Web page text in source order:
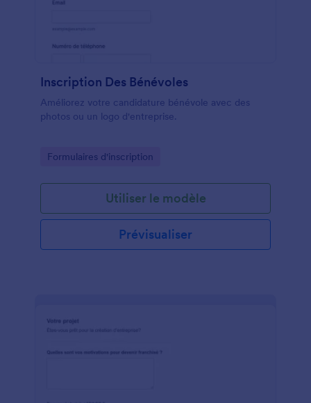
Inscription Des Bénévoles
Améliorez votre candidature bénévole avec des
photos ou un logo d'entreprise.
Go to Category:
Formulaires d'inscription
Utiliser le modèle
Prévisualiser